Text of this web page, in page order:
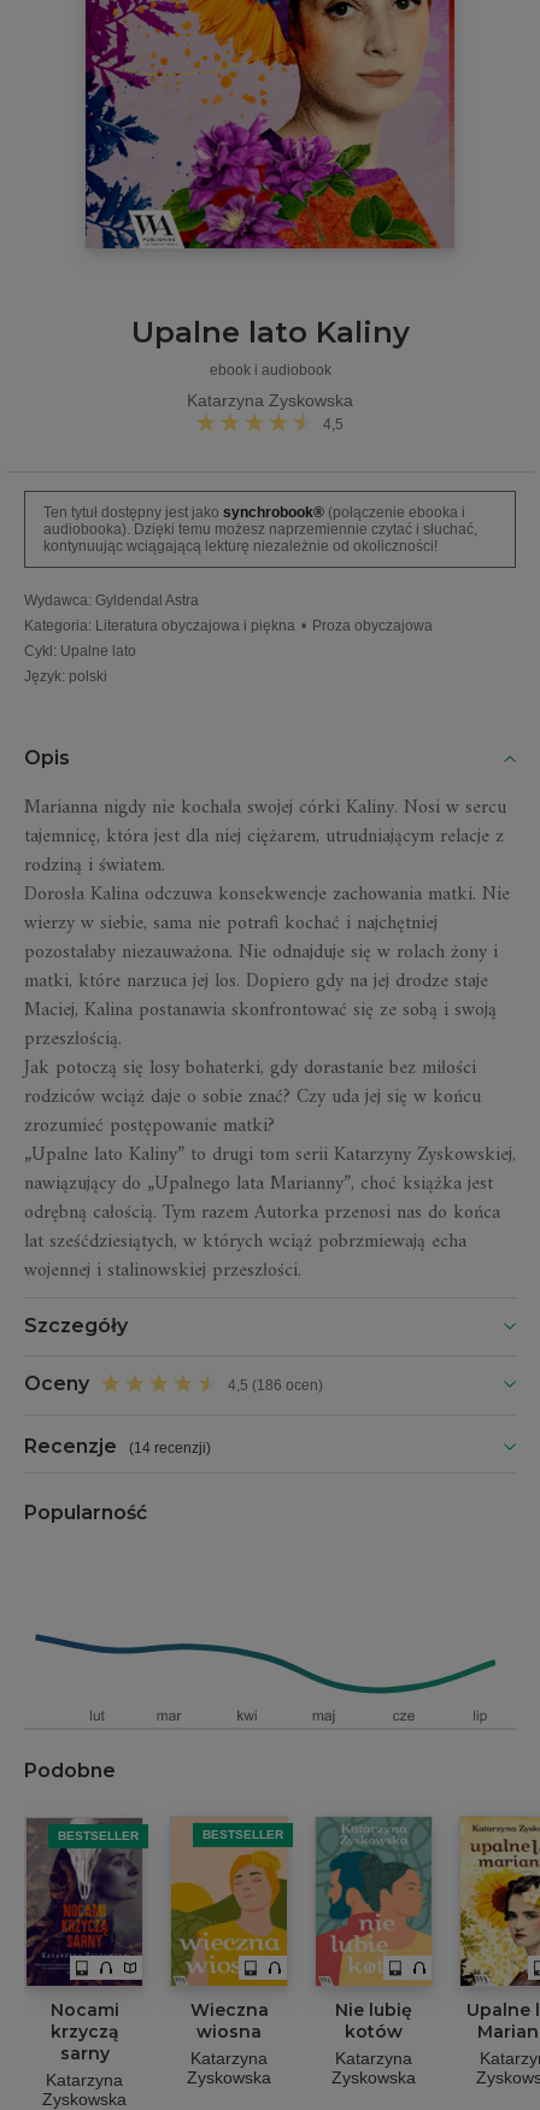
Upalne lato Kaliny
ebook i audiobook
Katarzyna Zyskowska
4,5
Ten tytuł dostępny jest jako synchrobook® (połączenie ebooka i
audiobooka). Dzięki temu możesz naprzemiennie czytać i słuchać,
kontynuując wciągającą lekturę niezależnie od okoliczności!
Wydawca: Gyldendal Astra
Kategoria: Literatura obyczajowa i piękna • Proza obyczajowa
Cykl: Upalne lato
Język: polski
Opis
Marianna nigdy nie kochała swojej córki Kaliny. Nosi w sercu
tajemnicę, która jest dla niej ciężarem, utrudniającym relacje z
rodziną i światem.
Dorosła Kalina odczuwa konsekwencje zachowania matki. Nie
wierzy w siebie, sama nie potrafi kochać i najchętniej
pozostałaby niezauważona. Nie odnajduje się w rolach żony i
matki, które narzuca jej los. Dopiero gdy na jej drodze staje
Maciej, Kalina postanawia skonfrontować się ze sobą i swoją
przeszłością.
Jak potoczą się losy bohaterki, gdy dorastanie bez miłości
rodziców wciąż daje o sobie znać? Czy uda jej się w końcu
zrozumieć postępowanie matki?
„Upalne lato Kaliny” to drugi tom serii Katarzyny Zyskowskiej,
nawiązujący do „Upalnego lata Marianny”, choć książka jest
odrębną całością. Tym razem Autorka przenosi nas do końca
lat sześćdziesiątych, w których wciąż pobrzmiewają echa
wojennej i stalinowskiej przeszłości.
Szczegóły
Oceny 4,5 (186 ocen)
Recenzje (14 recenzji)
Popularność
Podobne
BESTSELLER
Nocami
krzyczą
sarny
Katarzyna
Zyskowska
BESTSELLER
Wieczna
wiosna
Katarzyna
Zyskowska
Nie lubię
kotów
Katarzyna
Zyskowska
Upalne